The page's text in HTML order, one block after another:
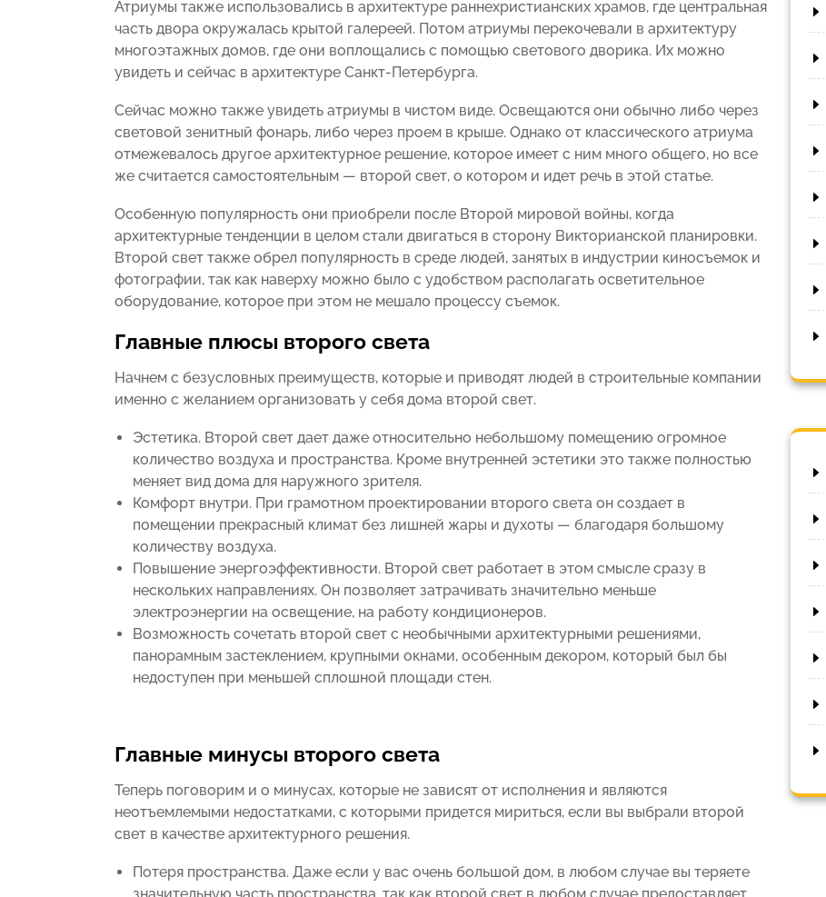
Атриумы также использовались в архитектуре раннехристианских храмов, где центральная
часть двора окружалась крытой галереей. Потом атриумы перекочевали в архитектуру
многоэтажных домов, где они воплощались с помощью светового дворика. Их можно
увидеть и сейчас в архитектуре Санкт-Петербурга.
Сейчас можно также увидеть атриумы в чистом виде. Освещаются они обычно либо через
световой зенитный фонарь, либо через проем в крыше. Однако от классического атриума
отмежевалось другое архитектурное решение, которое имеет с ним много общего, но все
же считается самостоятельным — второй свет, о котором и идет речь в этой статье.
Особенную популярность они приобрели после Второй мировой войны, когда
архитектурные тенденции в целом стали двигаться в сторону Викторианской планировки.
Второй свет также обрел популярность в среде людей, занятых в индустрии киносъемок и
фотографии, так как наверху можно было с удобством располагать осветительное
оборудование, которое при этом не мешало процессу съемок.
Главные плюсы второго света
Начнем с безусловных преимуществ, которые и приводят людей в строительные компании
именно с желанием организовать у себя дома второй свет.
Эстетика. Второй свет дает даже относительно небольшому помещению огромное
количество воздуха и пространства. Кроме внутренней эстетики это также полностью
меняет вид дома для наружного зрителя.
Комфорт внутри. При грамотном проектировании второго света он создает в
помещении прекрасный климат без лишней жары и духоты — благодаря большому
количеству воздуха.
Повышение энергоэффективности. Второй свет работает в этом смысле сразу в
нескольких направлениях. Он позволяет затрачивать значительно меньше
электроэнергии на освещение, на работу кондиционеров.
Возможность сочетать второй свет с необычными архитектурными решениями,
панорамным застеклением, крупными окнами, особенным декором, который был бы
недоступен при меньшей сплошной площади стен.
Главные минусы второго света
Теперь поговорим и о минусах, которые не зависят от исполнения и являются
неотъемлемыми недостатками, с которыми придется мириться, если вы выбрали второй
свет в качестве архитектурного решения.
Потеря пространства. Даже если у вас очень большой дом, в любом случае вы теряете